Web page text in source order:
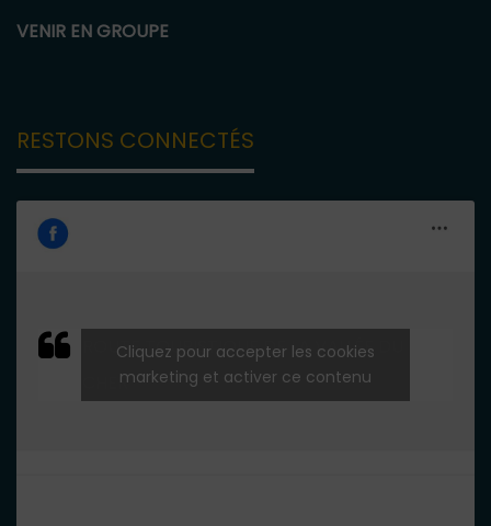
VENIR EN GROUPE
RESTONS CONNECTÉS
ROUTE TOURISTIQUE DE LA VALLÉE DU
CHER
Cliquez pour accepter les cookies
marketing et activer ce contenu